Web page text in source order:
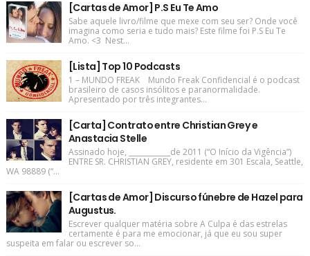
[Cartas de Amor] P.S Eu Te Amo
Sabe aquele livro/filme que mexe com seu ser? Onde você
imagina como seria e tudo mais? Este filme foi P.S Eu Te
Amo. <3 Nest...
[Lista] Top 10 Podcasts
1 – MUNDO FREAK Mundo Freak Confidencial é o podcast
brasileiro de casos insólitos e paranormalidade.
Apresentado por três integrantes...
[Carta] Contrato entre Christian Grey e
Anastacia Stelle
Assinado hoje, ____________de 2011 (“O Início da Vigência”)
ENTRE SR. CHRISTIAN GREY, residente em 301 Escala, Seattle,
WA 98889 (“...
[Cartas de Amor] Discurso fúnebre de Hazel para
Augustus.
Escrever qualquer matéria sobre A Culpa é das estrelas
certamente é para me emocionar, já que eu sou super
suspeita em falar ou escrever so...